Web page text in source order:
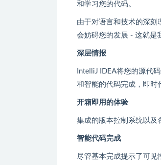
和学习您的代码。
由于对语言和技术的深刻
会妨碍您的发展 - 这就是
深层情报
IntelliJ IDEA将您的源代
和智能的代码完成，即时
开箱即用的体验
集成的版本控制系统以及
智能代码完成
尽管基本完成提示了可见